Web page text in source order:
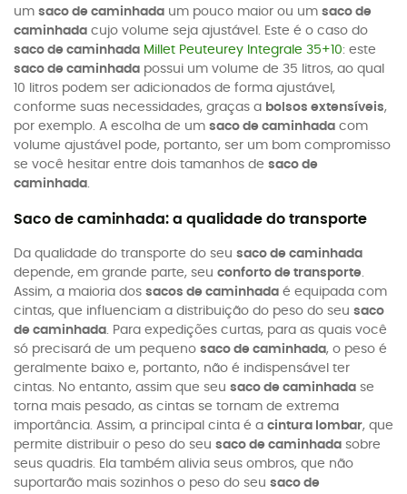
um saco de caminhada um pouco maior ou um saco de
caminhada cujo volume seja ajustável. Este é o caso do
saco de caminhada Millet Peuteurey Integrale 35+10: este
saco de caminhada possui um volume de 35 litros, ao qual
10 litros podem ser adicionados de forma ajustável,
conforme suas necessidades, graças a bolsos extensíveis,
por exemplo. A escolha de um saco de caminhada com
volume ajustável pode, portanto, ser um bom compromisso
se você hesitar entre dois tamanhos de saco de
caminhada.
Saco de caminhada: a qualidade do transporte
Da qualidade do transporte do seu saco de caminhada
depende, em grande parte, seu conforto de transporte.
Assim, a maioria dos sacos de caminhada é equipada com
cintas, que influenciam a distribuição do peso do seu saco
de caminhada. Para expedições curtas, para as quais você
só precisará de um pequeno saco de caminhada, o peso é
geralmente baixo e, portanto, não é indispensável ter
cintas. No entanto, assim que seu saco de caminhada se
torna mais pesado, as cintas se tornam de extrema
importância. Assim, a principal cinta é a cintura lombar, que
permite distribuir o peso do seu saco de caminhada sobre
seus quadris. Ela também alivia seus ombros, que não
suportarão mais sozinhos o peso do seu saco de